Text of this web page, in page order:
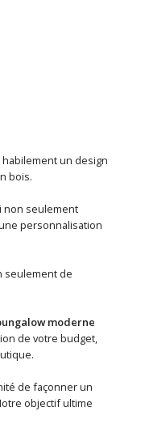
habilement un design
bois.
seulement
personnalisation
seulement de
moderne
de votre budget,
de façonner un
objectif ultime